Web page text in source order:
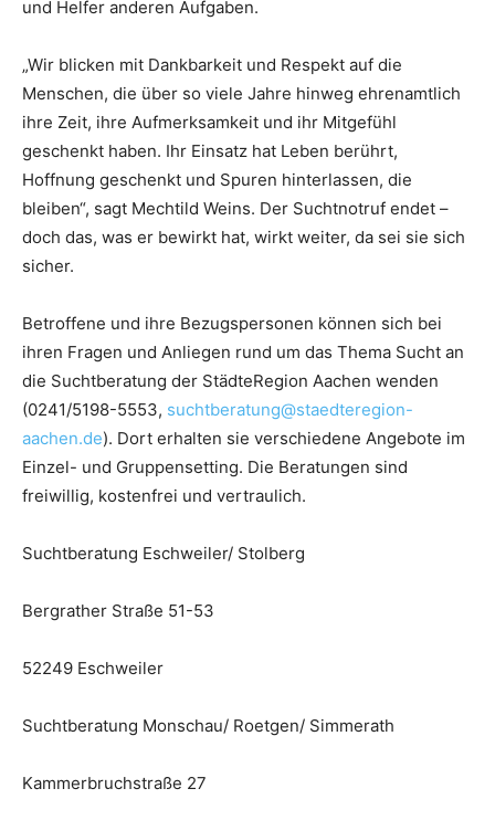
und Helfer anderen Aufgaben.
„Wir blicken mit Dankbarkeit und Respekt auf die
Menschen, die über so viele Jahre hinweg ehrenamtlich
ihre Zeit, ihre Aufmerksamkeit und ihr Mitgefühl
geschenkt haben. Ihr Einsatz hat Leben berührt,
Hoffnung geschenkt und Spuren hinterlassen, die
bleiben“, sagt Mechtild Weins. Der Suchtnotruf endet –
doch das, was er bewirkt hat, wirkt weiter, da sei sie sich
sicher.
Betroffene und ihre Bezugspersonen können sich bei
ihren Fragen und Anliegen rund um das Thema Sucht an
die Suchtberatung der StädteRegion Aachen wenden
(0241/5198-5553, suchtberatung@staedteregion-
aachen.de). Dort erhalten sie verschiedene Angebote im
Einzel- und Gruppensetting. Die Beratungen sind
freiwillig, kostenfrei und vertraulich.
Suchtberatung Eschweiler/ Stolberg
Bergrather Straße 51-53
52249 Eschweiler
Suchtberatung Monschau/ Roetgen/ Simmerath
Kammerbruchstraße 27